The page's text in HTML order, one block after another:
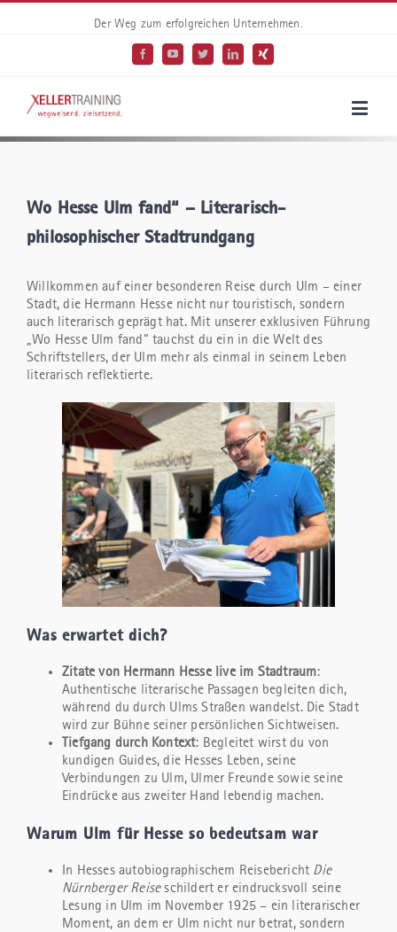
Der Weg zum erfolgreichen Unternehmen.
Wo Hesse Ulm fand“ – Literarisch-
philosophischer Stadtrundgang
Willkommen auf einer besonderen Reise durch Ulm – einer
Stadt, die Hermann Hesse nicht nur touristisch, sondern
auch literarisch geprägt hat. Mit unserer exklusiven Führung
„Wo Hesse Ulm fand“ tauchst du ein in die Welt des
Schriftstellers, der Ulm mehr als einmal in seinem Leben
literarisch reflektierte.
Was erwartet dich?
Zitate von Hermann Hesse live im Stadtraum:
Authentische literarische Passagen begleiten dich,
während du durch Ulms Straßen wandelst. Die Stadt
wird zur Bühne seiner persönlichen Sichtweisen.
Tiefgang durch Kontext: Begleitet wirst du von
kundigen Guides, die Hesses Leben, seine
Verbindungen zu Ulm, Ulmer Freunde sowie seine
Eindrücke aus zweiter Hand lebendig machen.
Warum Ulm für Hesse so bedeutsam war
In Hesses autobiographischem Reisebericht Die
Nürnberger Reiseschildert er eindrucksvoll seine
Lesung in Ulm im November 1925 – ein literarischer
Moment, an dem er Ulm nicht nur betrat, sondern